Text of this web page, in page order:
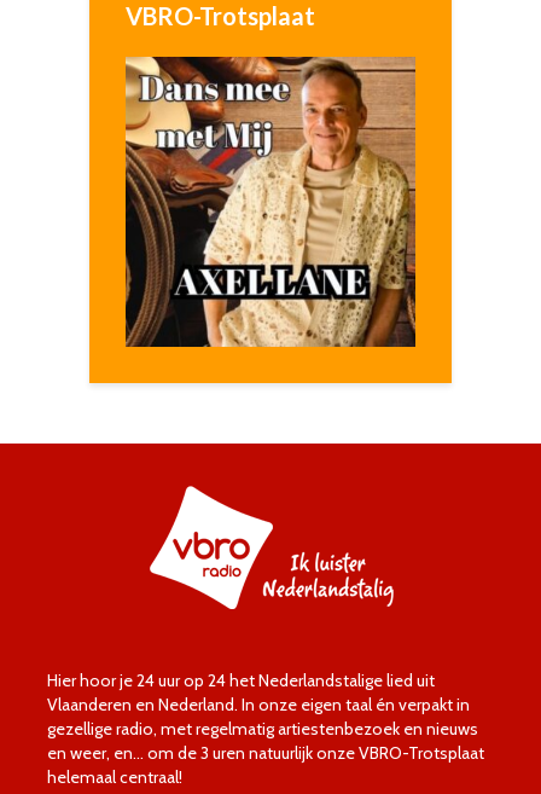
VBRO-Trotsplaat
Hier hoor je 24 uur op 24 het Nederlandstalige lied uit
Vlaanderen en Nederland. In onze eigen taal én verpakt in
gezellige radio, met regelmatig artiestenbezoek en nieuws
en weer, en… om de 3 uren natuurlijk onze VBRO-Trotsplaat
helemaal centraal!